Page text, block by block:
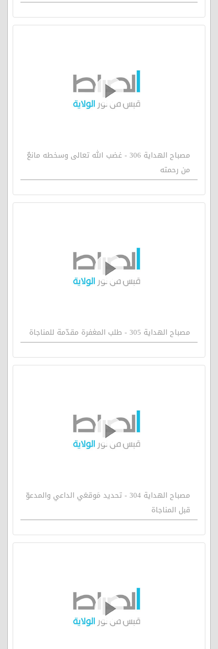
مصباح الهداية 306 - غضب الله تعالى وسخطه مانعٌ
من رحمته
مصباح الهداية 305 - طلب المغفرة مقدّمة للمناجاة
مصباح الهداية 304 - تحديد مَوقعَي الداعي والمدعوّ
قبل المناجاة